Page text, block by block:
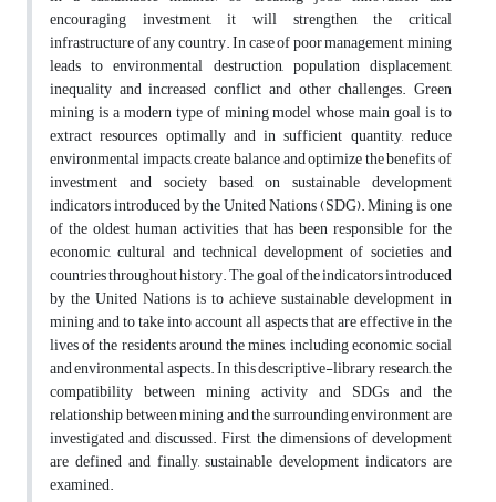
encouraging investment, it will strengthen the critical
infrastructure of any country. In case of poor management, mining
leads to environmental destruction, population displacement,
inequality and increased conflict and other challenges. Green
mining is a modern type of mining model whose main goal is to
extract resources optimally and in sufficient quantity, reduce
environmental impacts, create balance and optimize the benefits of
investment and society based on sustainable development
indicators introduced by the United Nations (SDG). Mining is one
of the oldest human activities that has been responsible for the
economic, cultural and technical development of societies and
countries throughout history. The goal of the indicators introduced
by the United Nations is to achieve sustainable development in
mining and to take into account all aspects that are effective in the
lives of the residents around the mines, including economic, social
and environmental aspects. In this descriptive-library research, the
compatibility between mining activity and SDGs and the
relationship between mining and the surrounding environment are
investigated and discussed. First, the dimensions of development
are defined and finally, sustainable development indicators are
examined.